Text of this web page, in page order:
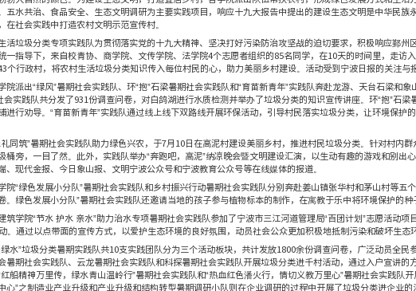
生态绿：
我校2018年暑期社会实践以“践行新思想，奉献新时代，服务新乡村”
用画笔描绘暑假新图案，万里学子接触社会群众体验时代变化，深入
绿色是生机勃勃大自然的颜色。为建设生态文明，打造宜居乡村，各
点，以垃圾分类、五水共治、食品安全、生态文明调研为主要实践项目，
活垃圾分类理念，在社会实践中打造农村文明示范宣传村。
校团委农村生活垃圾分类专项实践队为贯彻落实党的十九大精神、坚
在鄞州区农办的统一指导下，来自校青协、商学院、文传学院、法学院4个
镇、东吴镇共等43个行政村，将农村生活垃圾分类知识传入每位村民的心